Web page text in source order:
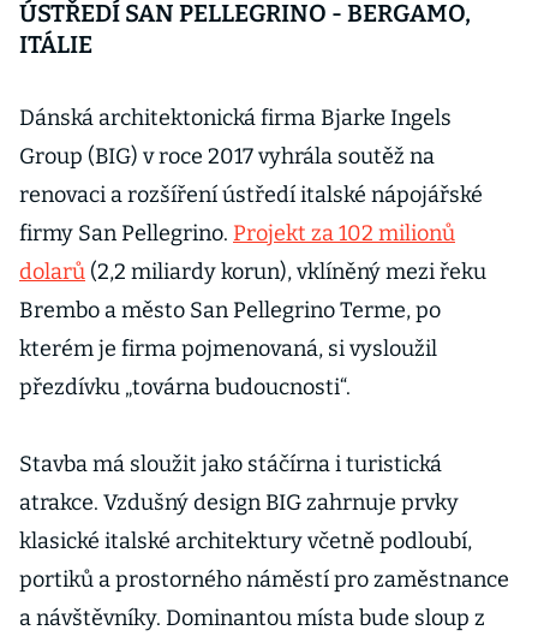
ÚSTŘEDÍ SAN PELLEGRINO - BERGAMO,
ITÁLIE
Dánská architektonická firma Bjarke Ingels
Group (BIG) v roce 2017 vyhrála soutěž na
renovaci a rozšíření ústředí italské nápojářské
firmy San Pellegrino. Projekt za 102 milionů
dolarů (2,2 miliardy korun), vklíněný mezi řeku
Brembo a město San Pellegrino Terme, po
kterém je firma pojmenovaná, si vysloužil
přezdívku „továrna budoucnosti“.
Stavba má sloužit jako stáčírna i turistická
atrakce. Vzdušný design BIG zahrnuje prvky
klasické italské architektury včetně podloubí,
portiků a prostorného náměstí pro zaměstnance
a návštěvníky. Dominantou místa bude sloup z